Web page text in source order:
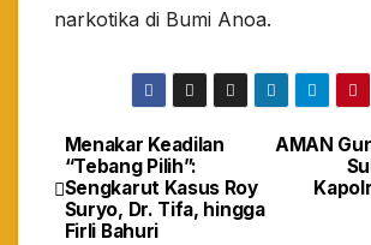
narkotika di Bumi Anoa.
Navigasi
pos
AMAN
Menakar Keadilan
“Tebang Pilih”:
Sengkarut Kasus Roy
Suryo, Dr. Tifa, hingga
Firli Bahuri